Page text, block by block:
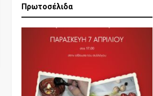
Πρωτοσέλιδα